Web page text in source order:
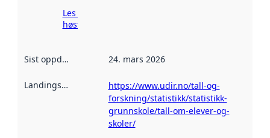
Les mer om
høsting her
Sist oppdatert 24. mars 2026
Landingsside
https://www.udir.no/tall-og-
forskning/statistikk/statistikk-
grunnskole/tall-om-elever-og-
skoler/